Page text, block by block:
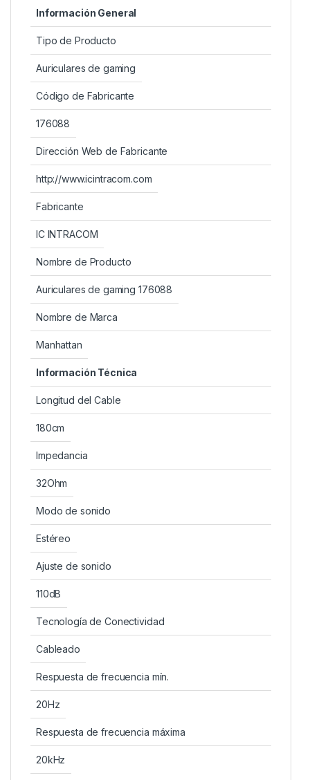
Información General
Tipo de Producto
Auriculares de gaming
Código de Fabricante
176088
Dirección Web de Fabricante
http://www.icintracom.com
Fabricante
IC INTRACOM
Nombre de Producto
Auriculares de gaming 176088
Nombre de Marca
Manhattan
Información Técnica
Longitud del Cable
180cm
Impedancia
32Ohm
Modo de sonido
Estéreo
Ajuste de sonido
110dB
Tecnología de Conectividad
Cableado
Respuesta de frecuencia mín.
20Hz
Respuesta de frecuencia máxima
20kHz